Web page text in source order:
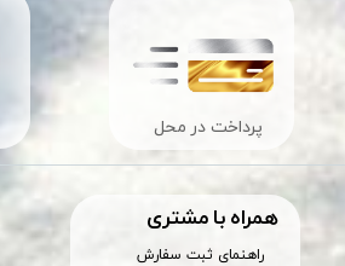
همراه با مشتری
راهنمای ثبت سفارش
پرداخت در محل